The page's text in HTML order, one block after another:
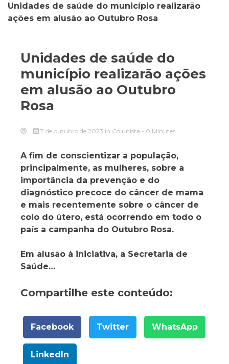
Unidades de saúde do município realizarão
ações em alusão ao Outubro Rosa
Unidades de saúde do
município realizarão ações
em alusão ao Outubro
Rosa
7 de outubro de 2023 in Colunista - 0 Minutes
A fim de conscientizar a população,
principalmente, as mulheres, sobre a
importância da prevenção e do
diagnóstico precoce do câncer de mama
e mais recentemente sobre o câncer de
colo do útero, está ocorrendo em todo o
país a campanha do Outubro Rosa.
Em alusão à iniciativa, a Secretaria de
Saúde…
Compartilhe este conteúdo:
Facebook Twitter WhatsApp
LinkedIn